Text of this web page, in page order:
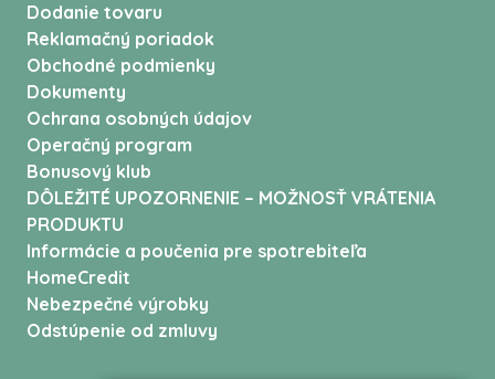
Dodanie tovaru
Reklamačný poriadok
Obchodné podmienky
Dokumenty
Ochrana osobných údajov
Operačný program
Bonusový klub
DÔLEŽITÉ UPOZORNENIE – MOŽNOSŤ VRÁTENIA
PRODUKTU
Informácie a poučenia pre spotrebiteľa
HomeCredit
Nebezpečné výrobky
Odstúpenie od zmluvy